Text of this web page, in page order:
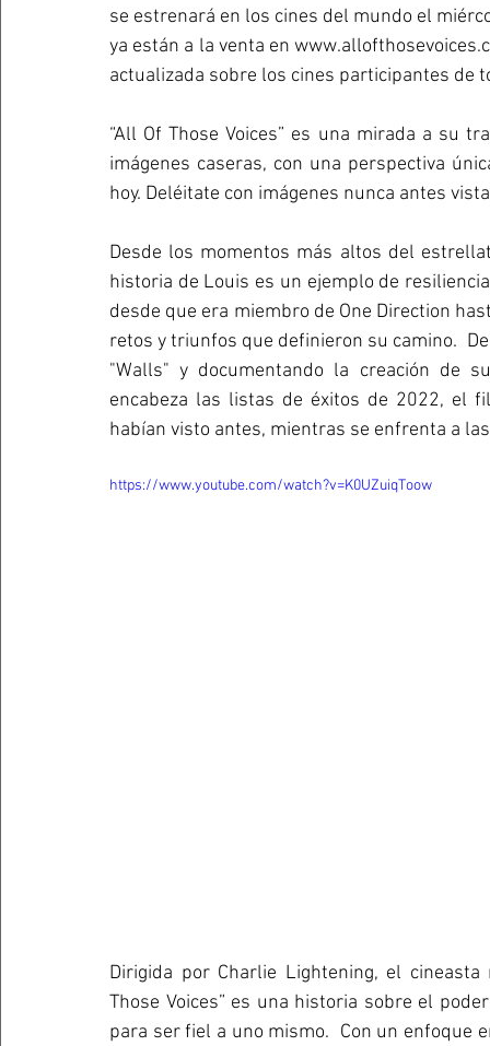
se estrenará en los cines del mundo el
ya están a la venta en
actualizada sobre los cines participantes de
“All Of Those Voices” es una mirada a su
imágenes caseras, con una perspectiva
hoy. Deléitate con imágenes nunca antes
Desde los momentos más altos del
historia de Louis es un ejemplo de
desde que era miembro de One Direction
retos y triunfos que definieron su camino.
"Walls" y documentando la creación de
encabeza las listas de éxitos de 2022, el
habían visto antes, mientras se enfrenta a
https://www.youtube.com/watch?v=K0UZuiqToow
Dirigida por Charlie Lightening, el
Those Voices” es una historia sobre el
para ser fiel a uno mismo.  Con un enfoque